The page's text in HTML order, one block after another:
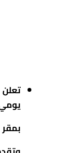
تعلن
يومي 7و8 /6 /2026 علي أن تقدم طلبات الترشيح والطعون للسيد سكرتير الجمعية وذلك خلال
بمقر الجمعية